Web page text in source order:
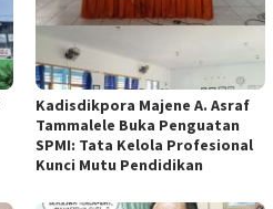
Kadisdikpora Majene A. Asraf
Tammalele Buka Penguatan
SPMI: Tata Kelola Profesional
Kunci Mutu Pendidikan